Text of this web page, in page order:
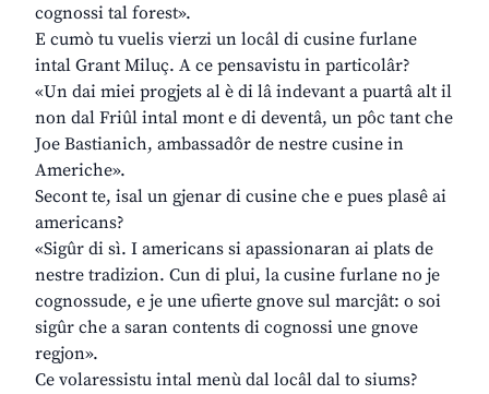
cognossi tal forest».
E cumò tu vuelis vierzi un locâl di cusine furlane
intal Grant Miluç. A ce pensavistu in particolâr?
«Un dai miei progjets al è di lâ indevant a puartâ alt il
non dal Friûl intal mont e di deventâ, un pôc tant che
Joe Bastianich, ambassadôr de nestre cusine in
Americhe».
Secont te, isal un gjenar di cusine che e pues plasê ai
americans?
«Sigûr di sì. I americans si apassionaran ai plats de
nestre tradizion. Cun di plui, la cusine furlane no je
cognossude, e je une ufierte gnove sul marcjât: o soi
sigûr che a saran contents di cognossi une gnove
regjon».
Ce volaressistu intal menù dal locâl dal to siums?